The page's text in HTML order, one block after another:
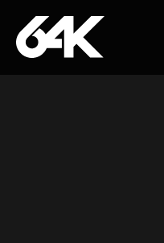
Skip to content